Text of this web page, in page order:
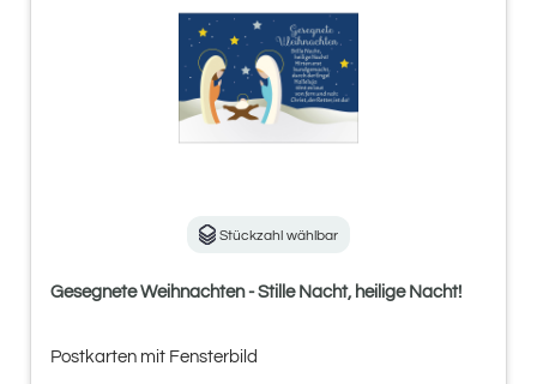
Stückzahl wählbar
Gesegnete Weihnachten - Stille Nacht, heilige Nacht!
Postkarten mit Fensterbild